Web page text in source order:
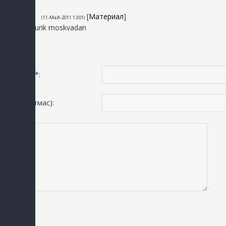
(11-Май-2011 13:01) [Материал]
Gap yoq nurik moskvadan
Исмингиз *:
Email(шартмас):